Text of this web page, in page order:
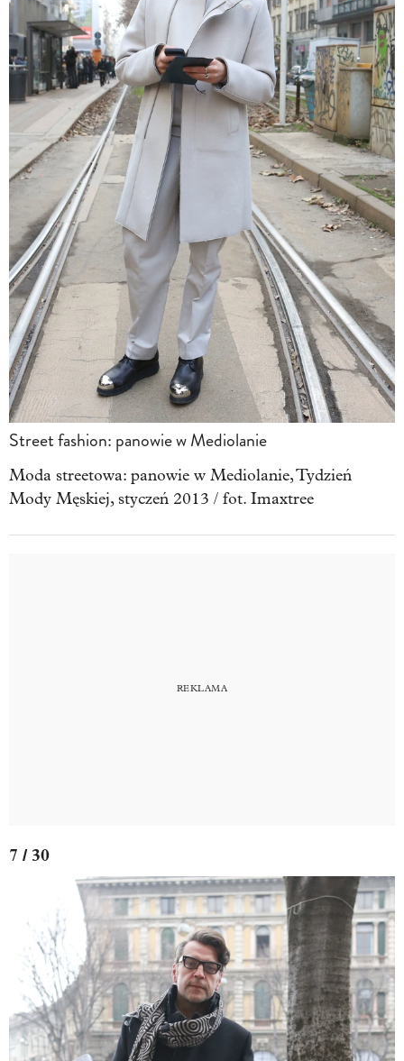
Street fashion: panowie w Mediolanie
Moda streetowa: panowie w Mediolanie, Tydzień
Mody Męskiej, styczeń 2013 / fot. Imaxtree
7 / 30